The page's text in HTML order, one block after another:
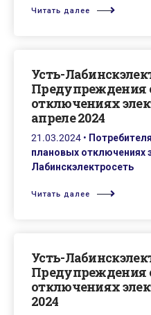
Читать далее
Усть-
Предупреждения
отключениях
апреле 2024
21.03.2024 •
плановых отключениях
Лабинскэлектросеть
Читать далее
Усть-
Предупреждения
отключениях
2024